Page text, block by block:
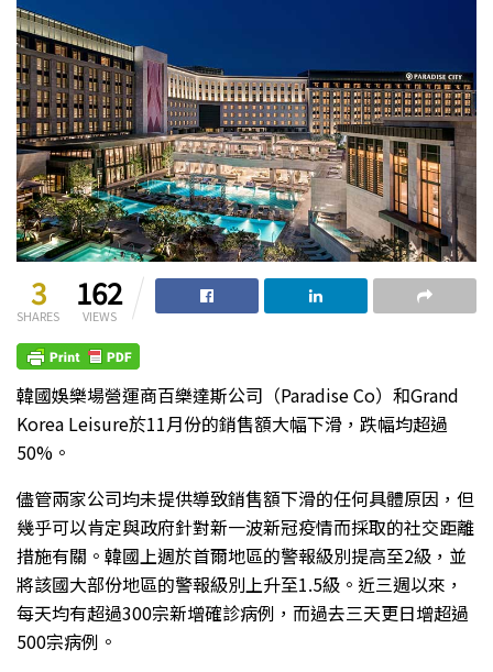
3
SHARES
162
VIEWS
韓國娛樂場營運商百樂達斯公司（Paradise Co）和Grand
Korea Leisure於11月份的銷售額大幅下滑，跌幅均超過
50%。
儘管兩家公司均未提供導致銷售額下滑的任何具體原因，但
幾乎可以肯定與政府針對新一波新冠疫情而採取的社交距離
措施有關。韓國上週於首爾地區的警報級別提高至2級，並
將該國大部份地區的警報級別上升至1.5級。近三週以來，
每天均有超過300宗新增確診病例，而過去三天更日增超過
500宗病例。